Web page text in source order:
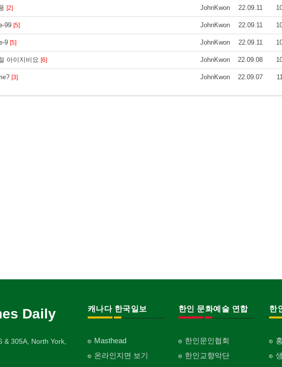
[2] JohnKwon 22.09.11
99 [5] JohnKwon 22.09.11
9 [5] JohnKwon 22.09.11
아이지비요 [6] JohnKwon 22.09.08
[3] JohnKwon 22.09.07
Daily
& 305A, North York,
캐나다 한국일보
Masthead
온라인지면 보기
한인 문화예술 연합
한인문인협회
한인교향악단
한